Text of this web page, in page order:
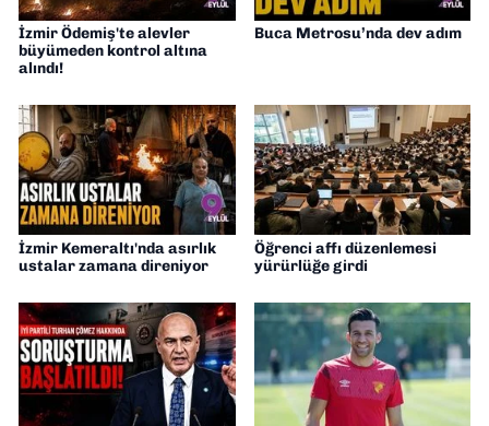
İzmir Ödemiş'te alevler
büyümeden kontrol altına
alındı!
Buca Metrosu’nda dev adım
İzmir Kemeraltı'nda asırlık
ustalar zamana direniyor
Öğrenci affı düzenlemesi
yürürlüğe girdi